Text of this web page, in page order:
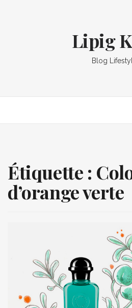
Lipig
Blog
Étiquette :
d’orange verte